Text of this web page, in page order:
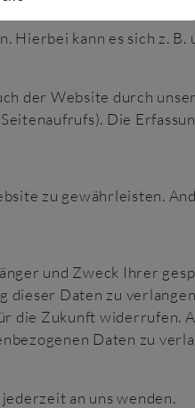
kann es sich z. B.
der Website durch
Die
zu gewährleisten.
und Zweck Ihrer
dieser Daten zu
Zukunft widerrufen.
Daten zu
an uns wenden.